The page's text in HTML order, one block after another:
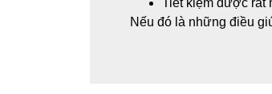
Tiết kiệm được rất
Nếu đó là những điều